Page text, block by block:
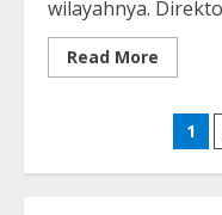
wilayahnya.
Read More
more
Sumut
Besar
1